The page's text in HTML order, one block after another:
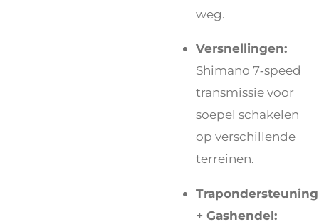
weg.
Versnellingen:
Shimano 7‑speed
transmissie voor
soepel schakelen
op verschillende
terreinen.
Trapondersteuning
+ Gashendel: